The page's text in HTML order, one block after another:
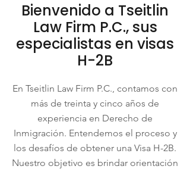
Bienvenido a Tseitlin
Law Firm P.C., sus
especialistas en visas
H-2B
En Tseitlin Law Firm P.C., contamos con
más de treinta y cinco años de
experiencia en Derecho de
Inmigración. Entendemos el proceso y
los desafíos de obtener una Visa H-2B.
Nuestro objetivo es brindar orientación